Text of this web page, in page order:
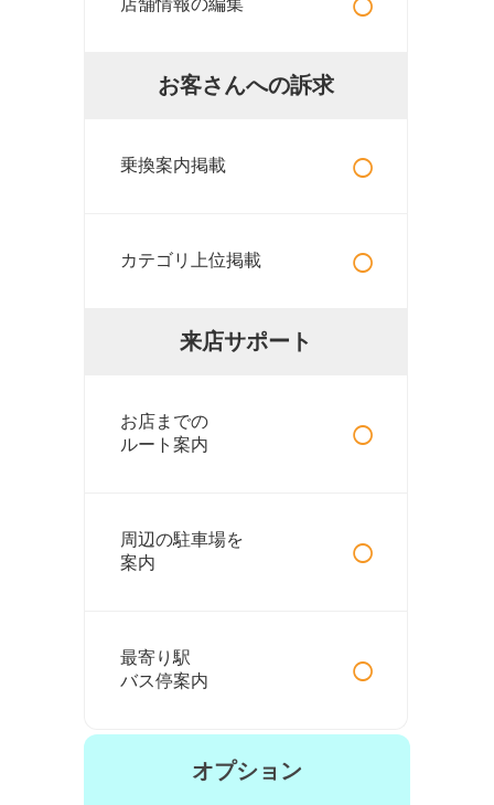
店舗情報の編集
お客さんへの訴求
乗換案内掲載 ○
カテゴリ上位掲載 ○
来店サポート
お店までの
ルート案内
○
周辺の駐車場を
案内
○
最寄り駅
バス停案内
○
オプション